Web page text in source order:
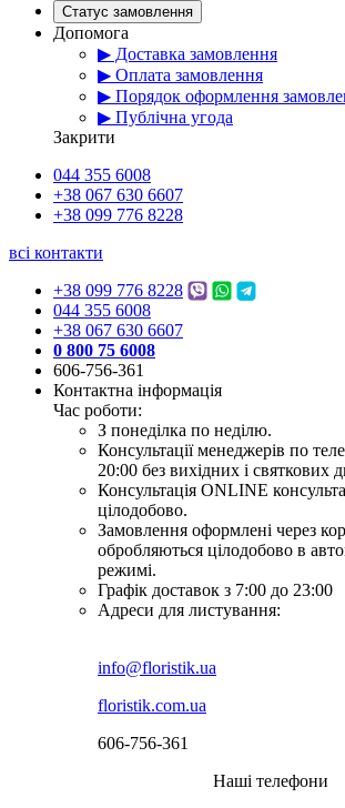
Статус замовлення
Допомога
▶ Доставка замовлення
▶ Оплата замовлення
▶ Порядок оформлення
▶ Публічна угода
Закрити
044 355 6008
+38 067 630 6607
+38 099 776 8228
всі контакти
+38 099 776 8228
044 355 6008
+38 067 630 6607
0 800 75 6008
606-756-361
Контактна інформація
Час роботи:
З понеділка по неділю.
Консультації менеджерів по
20:00 без вихідних і святкових
Консультація ONLINE
цілодобово.
Замовлення оформлені через
обробляються цілодобово в
режимі.
Графік доставок з 7:00 до 23:00
Адреси для листування:
info@floristik.ua
floristik.com.ua
606-756-361
Наші телефони